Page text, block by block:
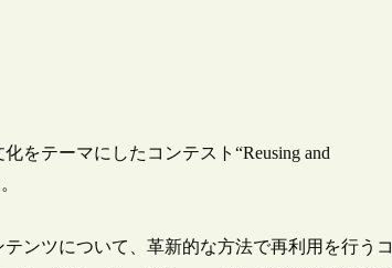
をテーマにしたコンテスト“Reusing and
ンツについて、革新的な方法で再利用を行うコ